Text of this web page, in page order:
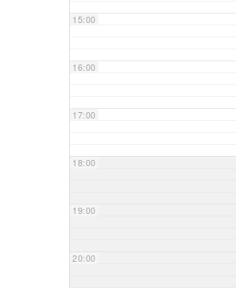
15:00
16:00
17:00
18:00
19:00
20:00